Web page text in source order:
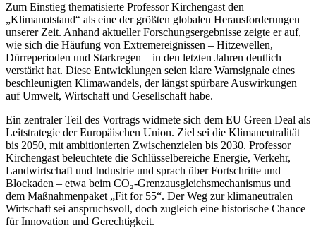
Zum Einstieg thematisierte Professor Kirchengast den
„Klimanotstand“ als eine der größten globalen Herausforderungen
unserer Zeit. Anhand aktueller Forschungsergebnisse zeigte er auf,
wie sich die Häufung von Extremereignissen – Hitzewellen,
Dürreperioden und Starkregen – in den letzten Jahren deutlich
verstärkt hat. Diese Entwicklungen seien klare Warnsignale eines
beschleunigten Klimawandels, der längst spürbare Auswirkungen
auf Umwelt, Wirtschaft und Gesellschaft habe.
Ein zentraler Teil des Vortrags widmete sich dem EU Green Deal als
Leitstrategie der Europäischen Union. Ziel sei die Klimaneutralität
bis 2050, mit ambitionierten Zwischenzielen bis 2030. Professor
Kirchengast beleuchtete die Schlüsselbereiche Energie, Verkehr,
Landwirtschaft und Industrie und sprach über Fortschritte und
Blockaden – etwa beim CO₂-Grenzausgleichsmechanismus und
dem Maßnahmenpaket „Fit for 55“. Der Weg zur klimaneutralen
Wirtschaft sei anspruchsvoll, doch zugleich eine historische Chance
für Innovation und Gerechtigkeit.